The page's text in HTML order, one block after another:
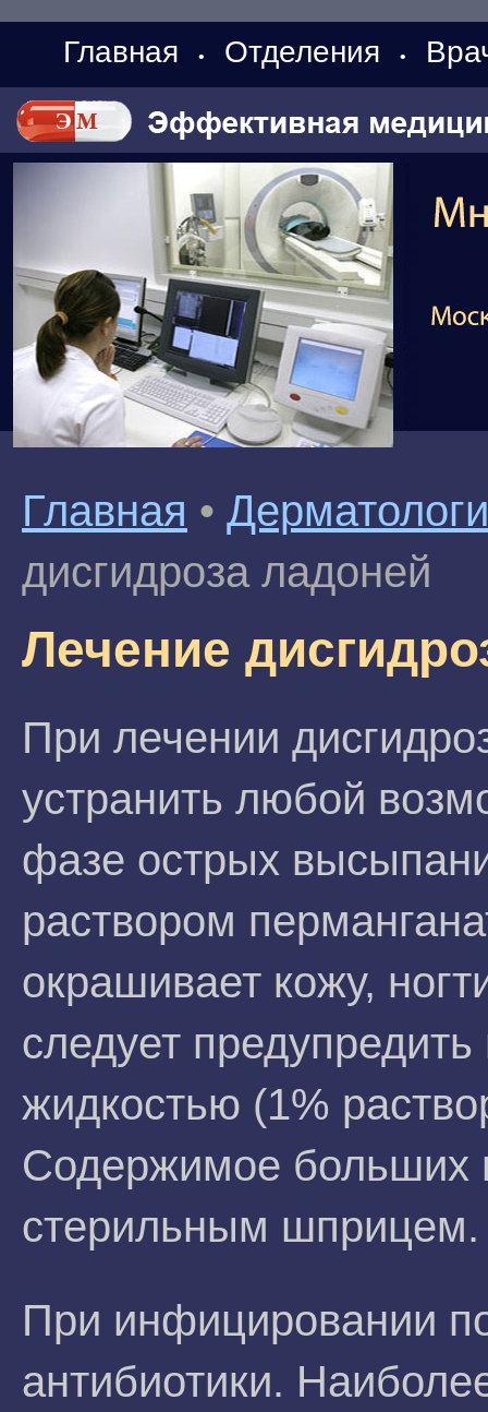
Главная • Отделения •
Главная •
дисгидроза ладоней
Лечение
При лечении
устранить любой
фазе острых
раствором
окрашивает кожу,
следует
жидкостью (1%
Содержимое больших
стерильным шприцем.
При инфицировании
антибиотики.